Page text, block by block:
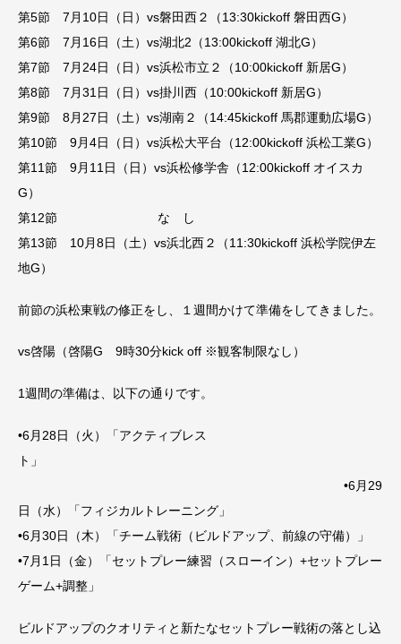
第5節 7月10日（日）vs磐田西２（13:30kickoff 磐田西G）
第6節 7月16日（土）vs湖北2（13:00kickoff 湖北G）
第7節 7月24日（日）vs浜松市立２（10:00kickoff 新居G）
第8節 7月31日（日）vs掛川西（10:00kickoff 新居G）
第9節 8月27日（土）vs湖南２（14:45kickoff 馬郡運動広場G）
第10節 9月4日（日）vs浜松大平台（12:00kickoff 浜松工業G）
第11節 9月11日（日）vs浜松修学舎（12:00kickoff オイスカ
G）
第12節 な し
第13節 10月8日（土）vs浜北西２（11:30kickoff 浜松学院伊左
地G）
前節の浜松東戦の修正をし、１週間かけて準備をしてきました。
vs啓陽（啓陽G 9時30分kick off ※観客制限なし）
1週間の準備は、以下の通りです。
•6月28日（火）「アクティブレス
ト」
•6月29
日（水）「フィジカルトレーニング」
•6月30日（木）「チーム戦術（ビルドアップ、前線の守備）」
•7月1日（金）「セットプレー練習（スローイン）+セットプレー
ゲーム+調整」
ビルドアップのクオリティと新たなセットプレー戦術の落とし込